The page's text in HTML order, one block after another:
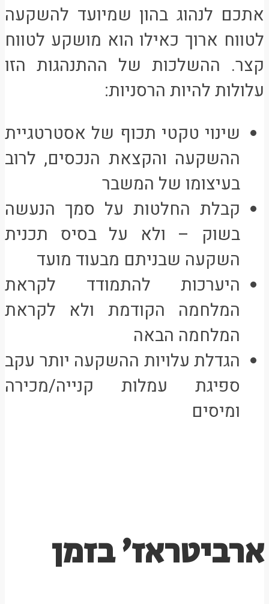
אתכם לנהוג בהון שמיועד להשקעה
לטווח ארוך כאילו הוא מושקע לטווח
קצר. ההשלכות של ההתנהגות הזו
עלולות להיות הרסניות:
שינוי טקטי תכוף של אסטרטגיית
ההשקעה והקצאת הנכסים, לרוב
בעיצומו של המשבר
קבלת החלטות על סמך הנעשה
בשוק – ולא על בסיס תכנית
השקעה שבניתם מבעוד מועד
היערכות להתמודד לקראת
המלחמה הקודמת ולא לקראת
המלחמה הבאה
הגדלת עלויות ההשקעה יותר עקב
ספיגת עמלות קנייה/מכירה
ומיסים
ארביטראז’ בזמן